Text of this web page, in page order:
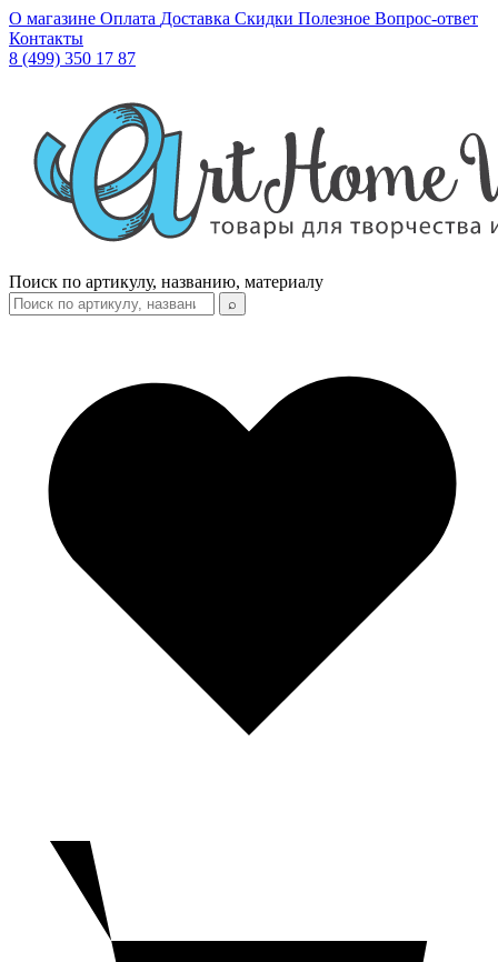
О магазине Оплата Доставка Скидки Полезное Вопрос-ответ
Контакты
8 (499) 350 17 87
Поиск по артикулу, названию, материалу
⌕